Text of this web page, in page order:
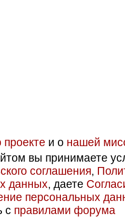
проекте и о нашей
вы принимаете
соглашения,
данных, даете
персональных
с правилами форума